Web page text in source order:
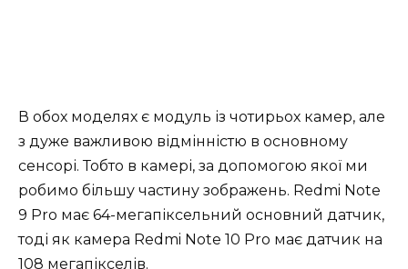
В обох моделях є модуль із чотирьох камер, але
з дуже важливою відмінністю в основному
сенсорі. Тобто в камері, за допомогою якої ми
робимо більшу частину зображень. Redmi Note
9 Pro має 64-мегапіксельний основний датчик,
тоді як камера Redmi Note 10 Pro має датчик на
108 мегапікселів.